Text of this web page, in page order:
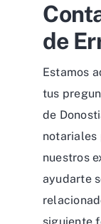
de
Estamos
tus
de
notariales
nuestros
ayudarte